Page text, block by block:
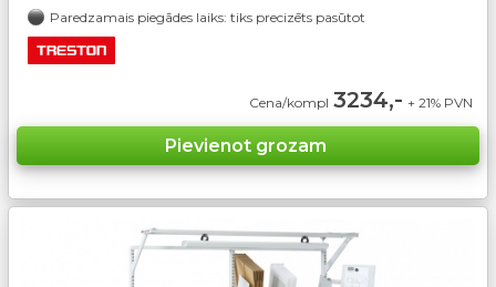
Paredzamais piegādes laiks: tiks precizēts pasūtot
Cena/kompl 3234,- + 21% PVN